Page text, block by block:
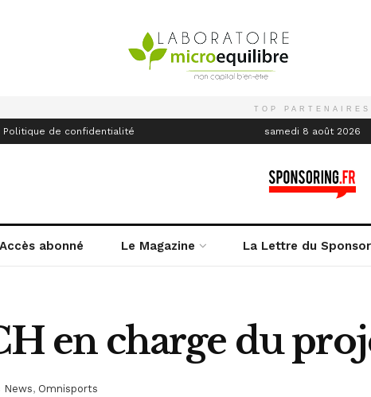
TOP PARTENAIRES
Politique de confidentialité samedi 8 août 2026
Accès abonné Le Magazine La Lettre du
en charge du
News, Omnisports